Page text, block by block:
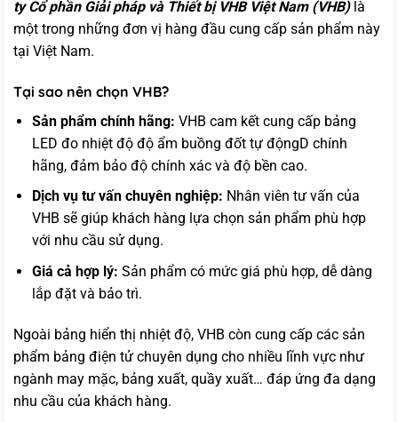
ty Cổ phần Giải pháp và Thiết bị VHB Việt Nam (VHB)là
một trong những đơn vị hàng đầu cung cấp sản phẩm này
tại Việt Nam.
Tại sao nên chọn VHB?
Sản phẩm chính hãng: VHB cam kết cung cấp bảng
LED đo nhiệt độ độ ẩm buồng đốt tự độngD chính
hãng, đảm bảo độ chính xác và độ bền cao.
Dịch vụ tư vấn chuyên nghiệp: Nhân viên tư vấn của
VHB sẽ giúp khách hàng lựa chọn sản phẩm phù hợp
với nhu cầu sử dụng.
Giá cả hợp lý: Sản phẩm có mức giá phù hợp, dễ dàng
lắp đặt và bảo trì.
Ngoài bảng hiển thị nhiệt độ, VHB còn cung cấp các sản
phẩm bảng điện tử chuyên dụng cho nhiều lĩnh vực như
ngành may mặc, bảng xuất, quầy xuất… đáp ứng đa dạng
nhu cầu của khách hàng.